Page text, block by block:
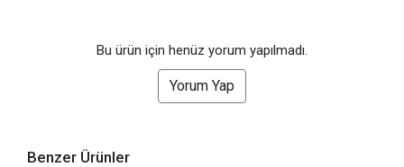
Bu ürün için henüz yorum yapılmadı.
Yorum Yap
Benzer Ürünler